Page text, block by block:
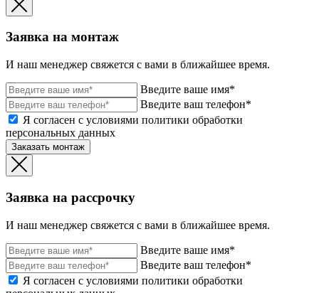
Заявка на монтаж
И наш менеджер свяжется с вами в ближайшее время.
Введите ваше имя*
Введите ваш телефон*
Я согласен с условиями политики обработки
персональных данных
Заказать монтаж
Заявка на рассрочку
И наш менеджер свяжется с вами в ближайшее время.
Введите ваше имя*
Введите ваш телефон*
Я согласен с условиями политики обработки